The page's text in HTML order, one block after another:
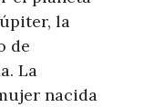
la
de
La
nacida